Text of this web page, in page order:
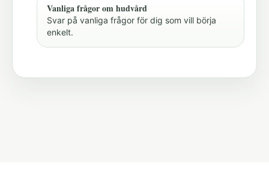
Vanliga frågor om hudvård
Svar på vanliga frågor för dig som vill börja
enkelt.